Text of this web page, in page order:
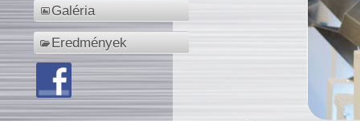
Galéria
Eredmények